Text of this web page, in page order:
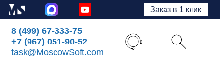
Заказ в 1 клик
8 (499) 67-333-75
+7 (967) 051-90-52
task@MoscowSoft.com